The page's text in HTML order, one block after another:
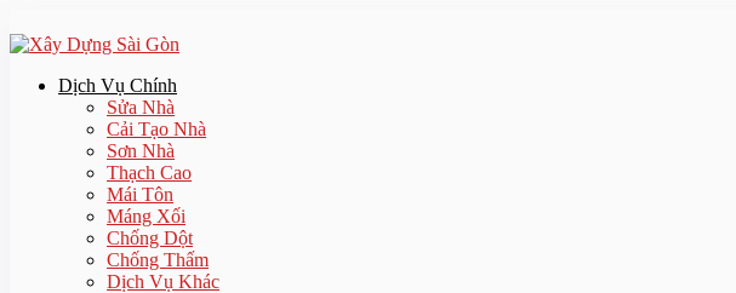
Dịch Vụ Chính
Sửa Nhà
Cải Tạo Nhà
Sơn Nhà
Thạch Cao
Mái Tôn
Máng Xối
Chống Dột
Chống Thấm
Dịch Vụ Khác